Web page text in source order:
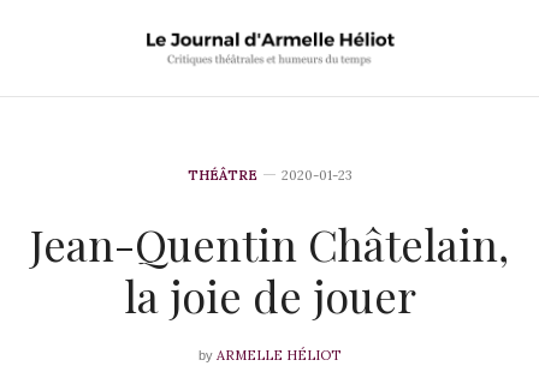
THÉÂTRE 2020-01-23
Jean-Quentin Châtelain,
la joie de jouer
by ARMELLE HÉLIOT